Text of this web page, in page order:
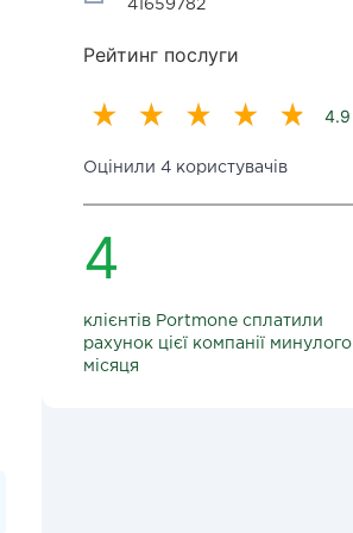
41659782
Рейтинг послуги
4.9
Оцінили 4 користувачів
4
клієнтів Portmone сплатили
рахунок цієї компанії минулого
місяця